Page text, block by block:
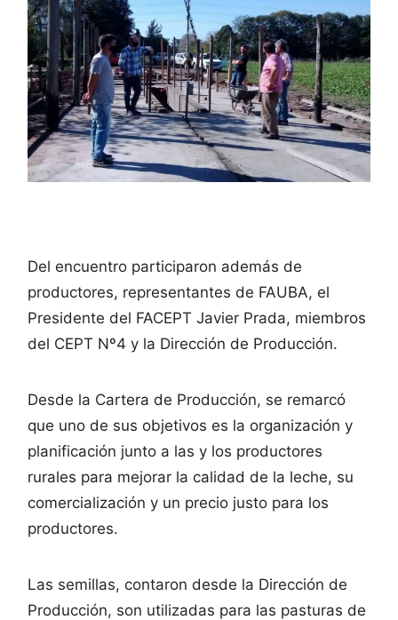
Del encuentro participaron además de
productores, representantes de FAUBA, el
Presidente del FACEPT Javier Prada, miembros
del CEPT Nº4 y la Dirección de Producción.
Desde la Cartera de Producción, se remarcó
que uno de sus objetivos es la organización y
planificación junto a las y los productores
rurales para mejorar la calidad de la leche, su
comercialización y un precio justo para los
productores.
Las semillas, contaron desde la Dirección de
Producción, son utilizadas para las pasturas de